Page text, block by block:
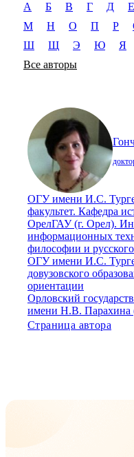
А Б В Г Д Е
М
Н О П Р
Ш
Щ Э Ю
Я
Все авторы
ОГУ имени И.С.
факультет. Кафедра
ОрелГАУ (г. Орел).
информационных
философии и
ОГУ имени И.С.
довузовского
ориентации
Орловский
имени Н.В. Парахина
Страница автора